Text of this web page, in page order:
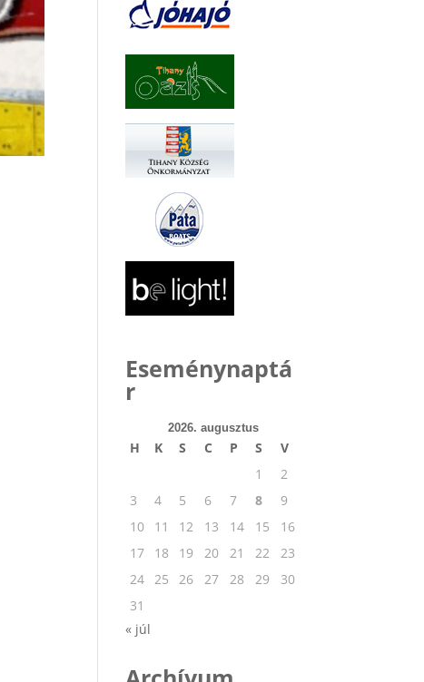
Eseménynaptá
r
2026. augusztus
H K S C P S
V
1
2
3
4 5 6 7 8
9
10
11 12 13 14 15
16
17
18 19 20 21 22
23
24 25 26 27 28 29
30
31
« júl